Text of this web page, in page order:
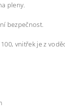
pleny.
bezpečnost.
100, vnitřek je z